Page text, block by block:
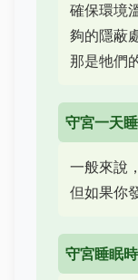
確保環境
夠的隱蔽
那是牠們
守宮一天
一般來說
但如果你
守宮睡眠